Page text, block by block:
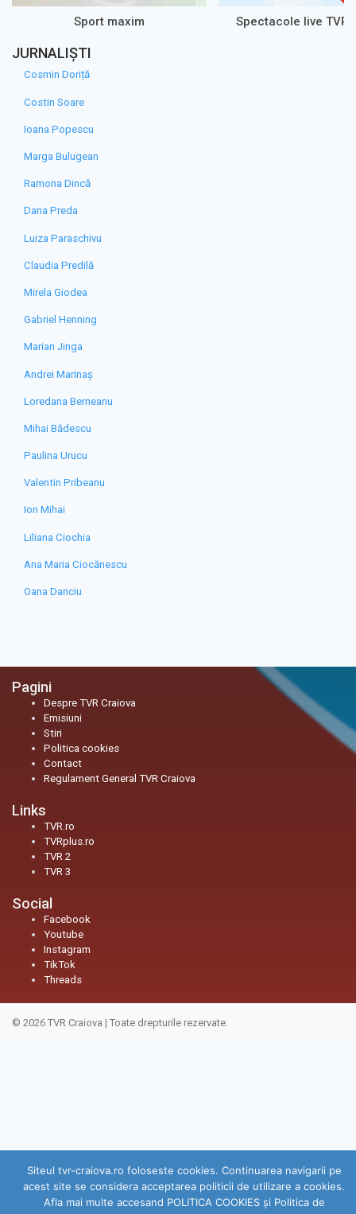
Sport maxim Spectacole live TVR
JURNALIȘTI
Cosmin Doriță
Costin Soare
Ioana Popescu
Marga Bulugean
Ramona Dincă
Dana Preda
Luiza Paraschivu
Claudia Predilă
Mirela Giodea
Gabriel Henning
Marian Jinga
Andrei Marinaș
Loredana Berneanu
Mihai Bădescu
Paulina Urucu
Valentin Pribeanu
Ion Mihai
Liliana Ciochia
Ana Maria Ciocănescu
Oana Danciu
Pagini
Despre TVR Craiova
Emisiuni
Stiri
Politica cookies
Contact
Regulament General TVR Craiova
Links
TVR.ro
TVRplus.ro
TVR 2
TVR 3
Social
Facebook
Youtube
Instagram
TikTok
Threads
© 2026 TVR Craiova | Toate drepturile rezervate.
Siteul tvr-craiova.ro foloseste cookies. Continuarea navigarii pe
acest site se considera acceptarea politicii de utilizare a cookies.
Afla mai multe accesand POLITICA COOKIES și Politica de